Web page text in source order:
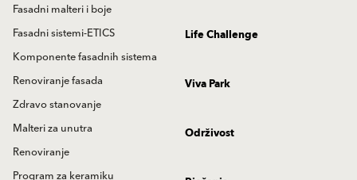
Fasadni malteri i boje
Fasadni sistemi-ETICS
Komponente fasadnih sistema
Renoviranje fasada
Zdravo stanovanje
Malteri za unutra
Renoviranje
Program za keramiku
Life Challenge
Viva Park
Održivost